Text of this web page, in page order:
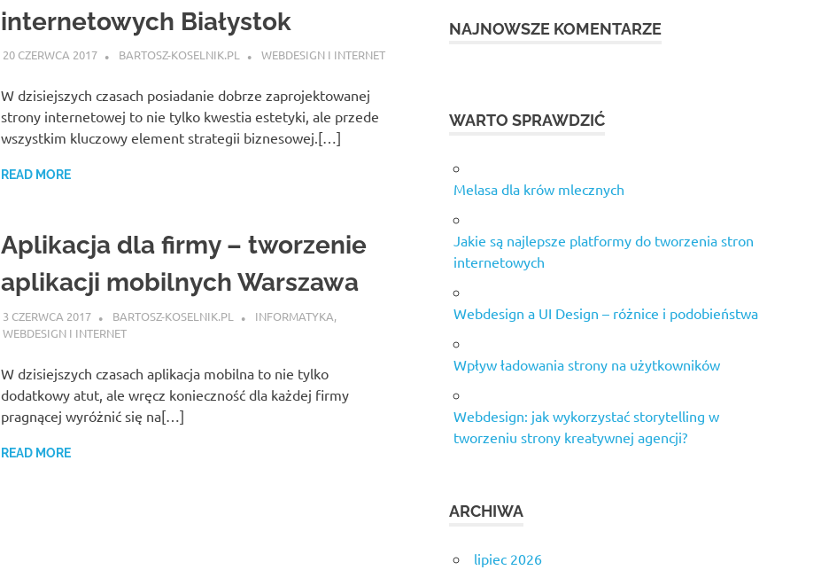
internetowych Białystok
20 CZERWCA 2017 BARTOSZ-KOSELNIK.PL WEBDESIGN I INTERNET
W dzisiejszych czasach posiadanie dobrze zaprojektowanej
strony internetowej to nie tylko kwestia estetyki, ale przede
wszystkim kluczowy element strategii biznesowej.[…]
READ MORE
Aplikacja dla firmy – tworzenie
aplikacji mobilnych Warszawa
3 CZERWCA 2017 BARTOSZ-KOSELNIK.PL INFORMATYKA,
WEBDESIGN I INTERNET
W dzisiejszych czasach aplikacja mobilna to nie tylko
dodatkowy atut, ale wręcz konieczność dla każdej firmy
pragnącej wyróżnić się na[…]
READ MORE
NAJNOWSZE KOMENTARZE
WARTO SPRAWDZIĆ
Melasa dla krów mlecznych
Jakie są najlepsze platformy do tworzenia stron
internetowych
Webdesign a UI Design – różnice i podobieństwa
Wpływ ładowania strony na użytkowników
Webdesign: jak wykorzystać storytelling w
tworzeniu strony kreatywnej agencji?
ARCHIWA
lipiec 2026